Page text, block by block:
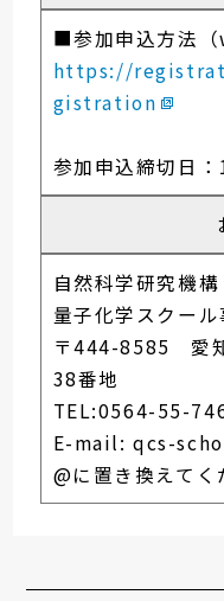
■参加申込方法（
https://
gistration
参加申込締切日：
自然科学研究機
量子化学スクー
〒444-8585 愛
38番地
TEL:0564-55-
E-mail: qcs-
@に置き換えてく